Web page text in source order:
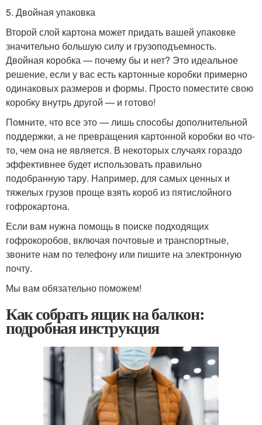
5. Двойная упаковка
Второй слой картона может придать вашей упаковке
значительно большую силу и грузоподъемность.
Двойная коробка — почему бы и нет? Это идеальное
решение, если у вас есть картонные коробки примерно
одинаковых размеров и формы. Просто поместите свою
коробку внутрь другой — и готово!
Помните, что все это — лишь способы дополнительной
поддержки, а не превращения картонной коробки во что-
то, чем она не является. В некоторых случаях гораздо
эффективнее будет использовать правильно
подобранную тару. Например, для самых ценных и
тяжелых грузов проще взять короб из пятислойного
гофрокартона.
Если вам нужна помощь в поиске подходящих
гофрокоробов, включая почтовые и транспортные,
звоните нам по телефону или пишите на электронную
почту.
Мы вам обязательно поможем!
Как собрать ящик на балкон:
подробная инструкция